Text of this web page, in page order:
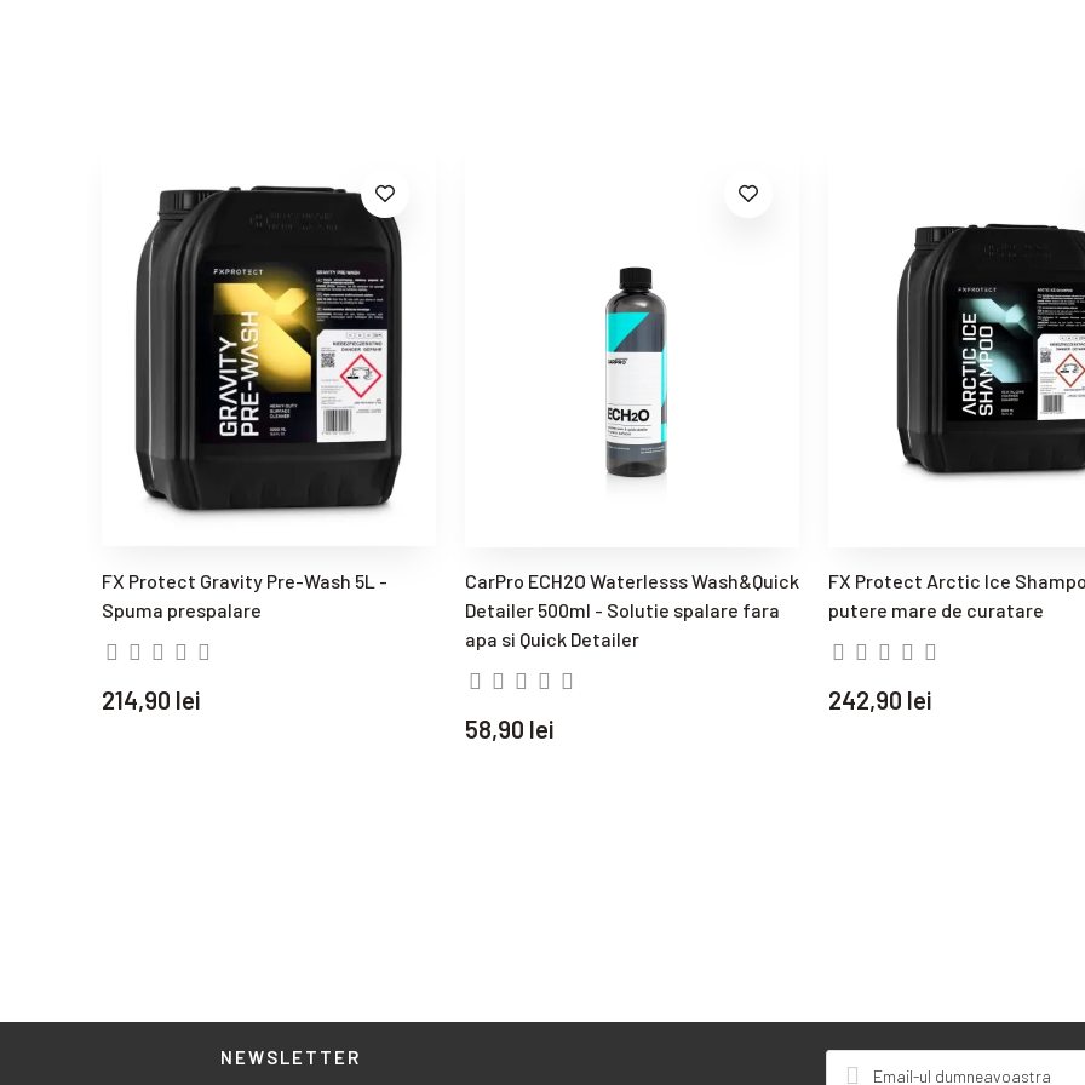
FX Protect Gravity Pre-Wash 5L -
Spuma prespalare
214,90 lei
CarPro ECH2O Waterlesss Wash&Quick
Detailer 500ml - Solutie spalare fara
apa si Quick Detailer
58,90 lei
FX Protect Arctic Ice
putere mare de curatare
242,90 lei
NEWSLETTER